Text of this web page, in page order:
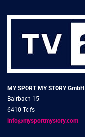
MY SPORT MY STORY GmbH
Bairbach 15
6410 Telfs
info@mysportmystory.com